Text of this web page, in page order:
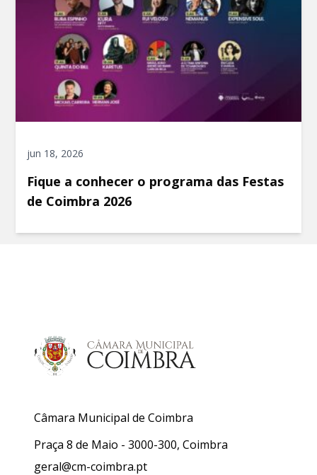
jun 18, 2026
Fique a conhecer o programa das Festas
de Coimbra 2026
Câmara Municipal de Coimbra
Praça 8 de Maio - 3000-300, Coimbra
geral@cm-coimbra.pt